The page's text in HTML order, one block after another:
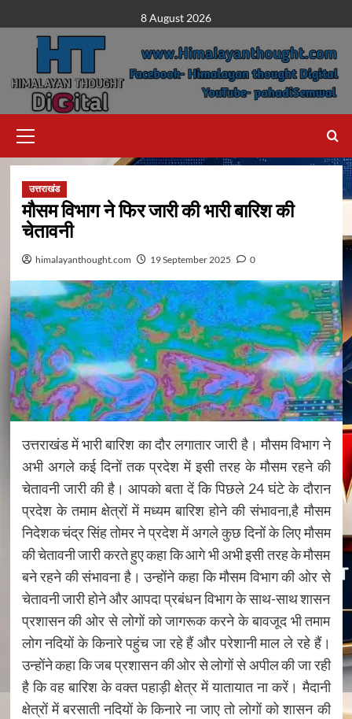
to
content
8 August 2026
Menu
उत्तराखंड
मौसम विभाग ने फिर जारी की भारी बारिश की
चेतावनी
himalayanthought.com 19 September 2025 0
उत्तराखंड में भारी बारिश का दौर लगातार जारी है। मौसम विभाग ने
अभी अगले कई दिनों तक प्रदेश में इसी तरह के मौसम रहने की
चेतावनी जारी की है। आपको बता दें कि पिछले 24 घंटे के दौरान
प्रदेश के तमाम क्षेत्रों में मध्यम बारिश होने की संभावना,है मौसम
निदेशक चंद्र सिंह तोमर ने प्रदेश में अगले कुछ दिनों के लिए मौसम
की चेतावनी जारी करते हुए कहा कि आगे भी अभी इसी तरह के मौसम
बने रहने की संभावना है। उन्होंने कहा कि मौसम विभाग की ओर से
चेतावनी जारी होने और आपदा प्रबंधन विभाग के साथ-साथ शासन
प्रशासन की ओर से लोगों को जागरूक करने के बावजूद भी तमाम
लोग नदियों के किनारे पहुंच जा रहे हैं और परेशानी माल ले रहे हैं।
उन्होंने कहा कि जब प्रशासन की ओर से लोगों से अपील की जा रही
है कि वह बारिश के वक्त पहाड़ी क्षेत्र में यातायात ना करें। मैदानी
क्षेत्रों में बरसाती नदियों के किनारे ना जाए तो लोगों को शासन की